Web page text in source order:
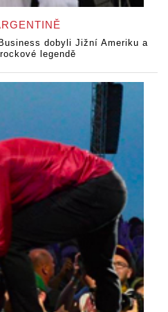
dobyli Jižní Ameriku a
legendě